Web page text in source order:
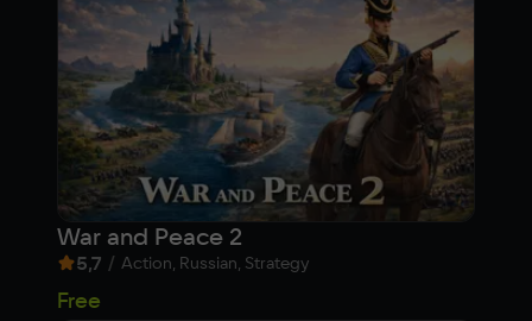
War and Peace 2
5,7 / Action, Russian, Strategy
Free